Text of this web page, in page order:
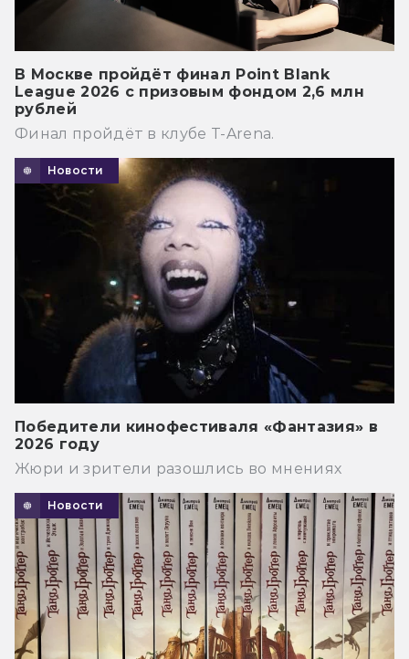
В Москве пройдёт финал Point Blank
League 2026 с призовым фондом 2,6 млн
рублей
Финал пройдёт в клубе T-Arena.
Новости
Победители кинофестиваля «Фантазия» в
2026 году
Жюри и зрители разошлись во мнениях
Новости